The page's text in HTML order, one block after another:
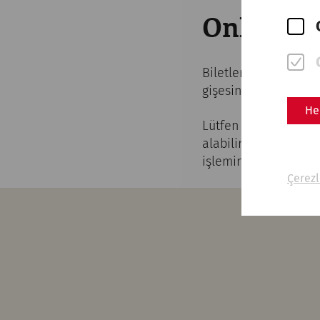
Online
Biletlerinizi
gişesinde
Lütfen
alabilir ve yerinizi
işleminizden